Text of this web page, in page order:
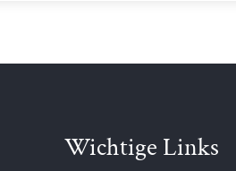
Wichtige Links